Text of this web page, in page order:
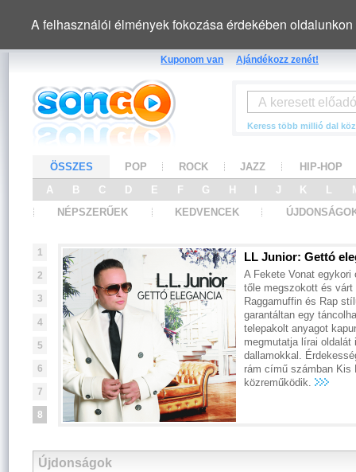
A felhasználói élmények fokozása érdekében
Kuponom van Ajándékozz zenét!
Keress több millió dal
ÖSSZES POP ROCK JAZZ
HIP-HOP
A
B C D E F G H J K L
NÉPSZERŰEK
KEDVENCEK
1
2
3
4
5
6
7
8
Újdonságok